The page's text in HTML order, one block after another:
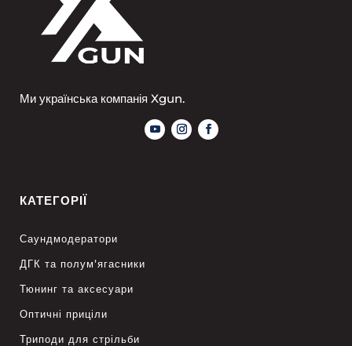
Ми українська компанія Xgun.
КАТЕГОРІЇ
Саундмодератори
ДГК та полум’ягасники
Тюнинг та аксесуари
Оптичні приціли
Триподи для стрільби